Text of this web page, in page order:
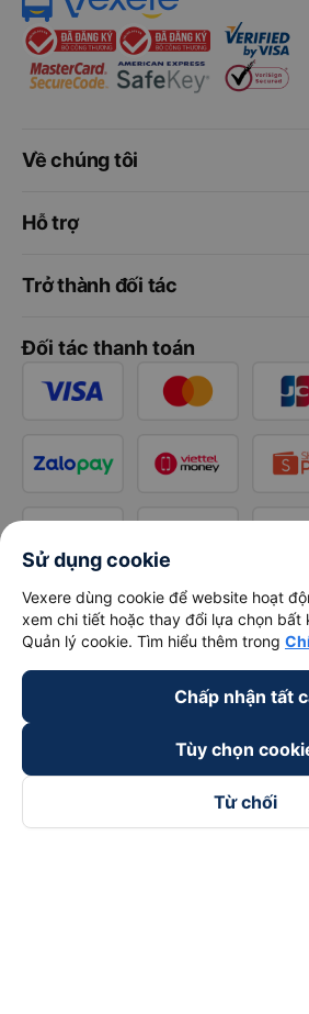
Về chúng tôi
Hỗ trợ
Trở thành đối tác
Đối tác thanh toán
Sử dụng cookie
Vexere dùng cookie để website hoạt
xem chi tiết hoặc thay đổi lựa chọn bất
Quản lý cookie. Tìm hiểu thêm trong
Chấp nhận tất
Tùy chọn
Từ chối